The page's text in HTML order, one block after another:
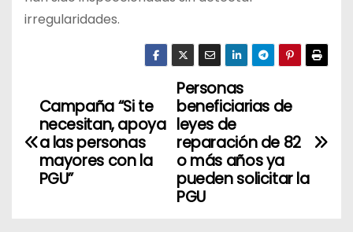
irregularidades.
N
Personas
beneficiarias de
leyes de
reparación de 82
o más años ya
pueden solicitar la
PGU
Campaña “Si te
necesitan, apoya
a las personas
mayores con la
PGU”